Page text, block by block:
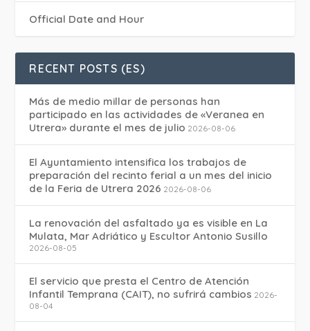
Official Date and Hour
RECENT POSTS (ES)
Más de medio millar de personas han
participado en las actividades de «Veranea en
Utrera» durante el mes de julio 2026-08-06
El Ayuntamiento intensifica los trabajos de
preparación del recinto ferial a un mes del inicio
de la Feria de Utrera 2026 2026-08-06
La renovación del asfaltado ya es visible en La
Mulata, Mar Adriático y Escultor Antonio Susillo
2026-08-05
El servicio que presta el Centro de Atención
Infantil Temprana (CAIT), no sufrirá cambios 2026-
08-04